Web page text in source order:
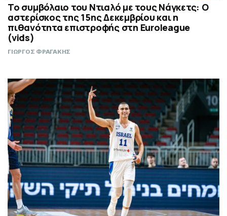
Το συμβόλαιο του Ντιαλό με τους Νάγκετς: Ο
αστερίσκος της 15ης Δεκεμβρίου και η
πιθανότητα επιστροφής στη Euroleague
(vids)
ΓΙΩΡΓΟΣ ΦΡΑΓΑΚΗΣ